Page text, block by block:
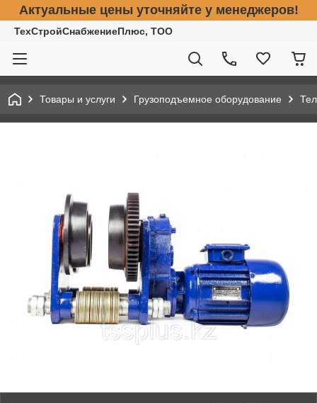
Актуальные цены уточняйте у менеджеров!
ТехСтройСнабжениеПлюс, ТОО
Товары и услуги Грузоподъемное оборудование